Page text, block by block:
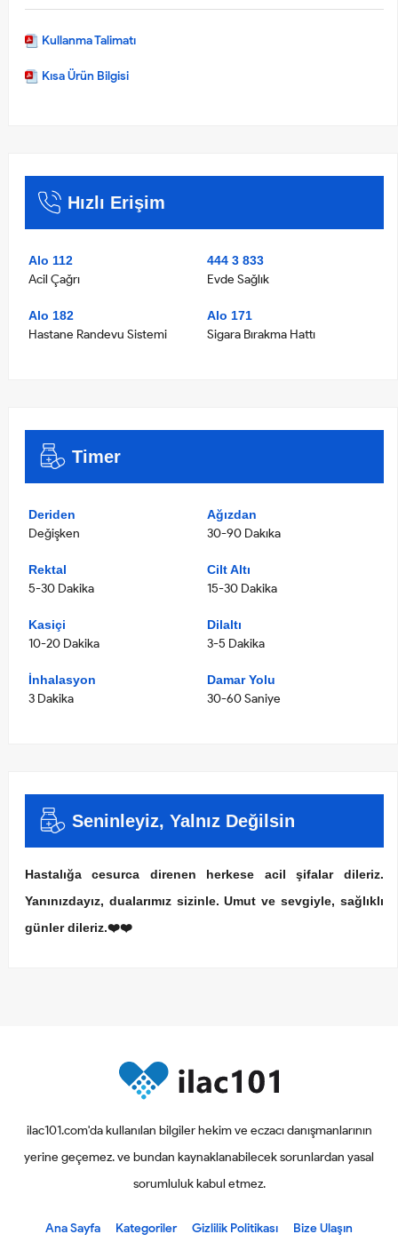
Kullanma Talimatı
Kısa Ürün Bilgisi
Hızlı Erişim
Alo 112
Acil Çağrı
444 3 833
Evde Sağlık
Alo 182
Hastane Randevu Sistemi
Alo 171
Sigara Bırakma Hattı
Timer
Deriden
Değişken
Ağızdan
30-90 Dakıka
Rektal
5-30 Dakika
Cilt Altı
15-30 Dakika
Kasiçi
10-20 Dakika
Dilaltı
3-5 Dakika
İnhalasyon
3 Dakika
Damar Yolu
30-60 Saniye
Seninleyiz, Yalnız Değilsin
Hastalığa cesurca direnen herkese acil şifalar dileriz.
Yanınızdayız, dualarımız sizinle. Umut ve sevgiyle, sağlıklı
günler dileriz.❤️❤️
ilac101.com'da kullanılan bilgiler hekim ve eczacı danışmanlarının
yerine geçemez. ve bundan kaynaklanabilecek sorunlardan yasal
sorumluluk kabul etmez.
Ana Sayfa Kategoriler Gizlilik Politikası Bize Ulaşın